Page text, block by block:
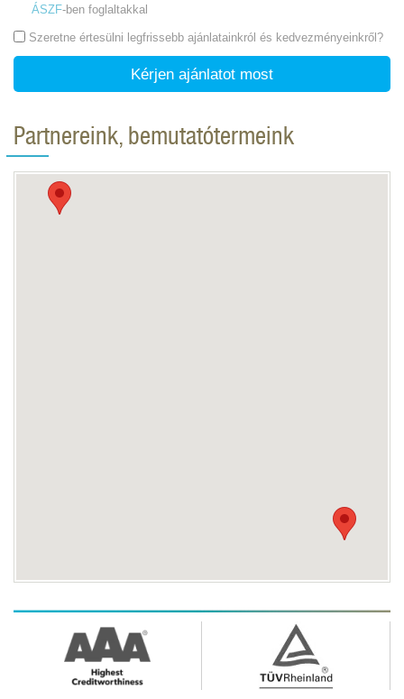
ÁSZF-ben foglaltakkal
Szeretne értesülni legfrissebb ajánlatainkról és kedvezményeinkről?
Kérjen ajánlatot most
Partnereink, bemutatótermeink